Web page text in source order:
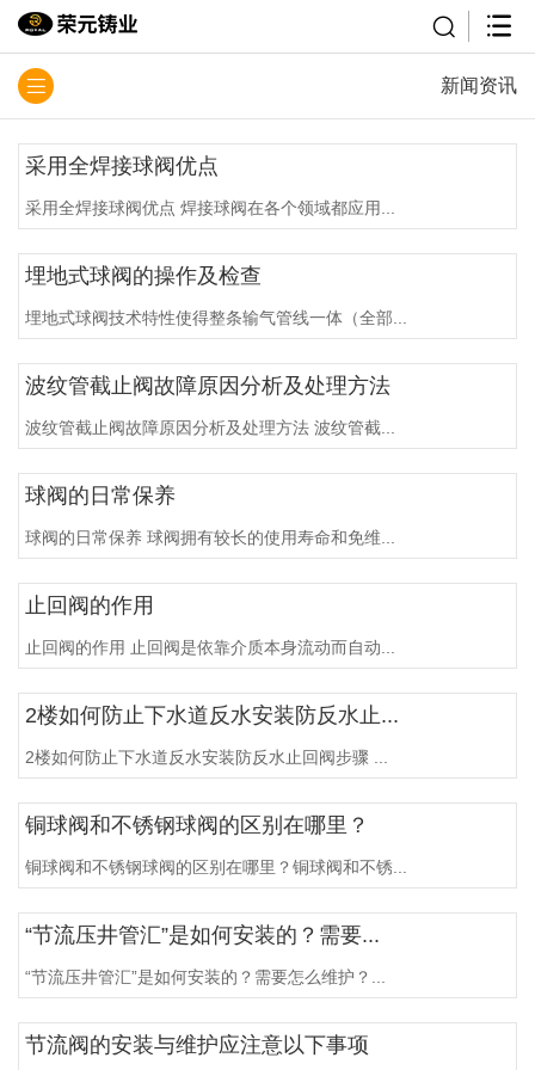
新闻资讯
采用全焊接球阀优点
采用全焊接球阀优点 焊接球阀在各个领域都应用...
埋地式球阀的操作及检查
埋地式球阀技术特性使得整条输气管线一体（全部...
波纹管截止阀故障原因分析及处理方法
波纹管截止阀故障原因分析及处理方法 波纹管截...
球阀的日常保养
球阀的日常保养 球阀拥有较长的使用寿命和免维...
止回阀的作用
止回阀的作用 止回阀是依靠介质本身流动而自动...
2楼如何防止下水道反水安装防反水止...
2楼如何防止下水道反水安装防反水止回阀步骤 ...
铜球阀和不锈钢球阀的区别在哪里？
铜球阀和不锈钢球阀的区别在哪里？铜球阀和不锈...
“节流压井管汇”是如何安装的？需要...
“节流压井管汇”是如何安装的？需要怎么维护？...
节流阀的安装与维护应注意以下事项